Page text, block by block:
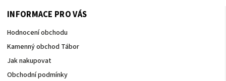
INFORMACE PRO VÁS
Hodnocení obchodu
Kamenný obchod Tábor
Jak nakupovat
Obchodní podmínky